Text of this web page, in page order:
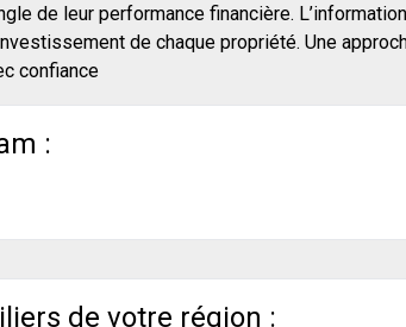
de leur performance financière.
de chaque propriété. Une
confiance
:
de votre région :